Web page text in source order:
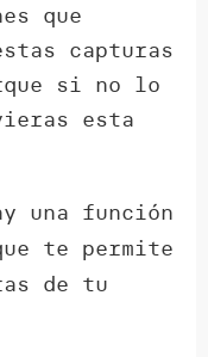
que
capturas
si no lo
esta
una función
te permite
de tu